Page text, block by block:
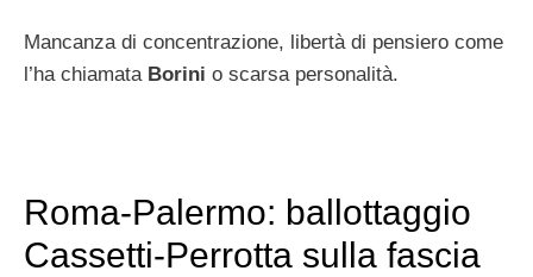
Mancanza di concentrazione, libertà di pensiero come
l’ha chiamata Borini o scarsa personalità.
Roma-Palermo: ballottaggio
Cassetti-Perrotta sulla fascia